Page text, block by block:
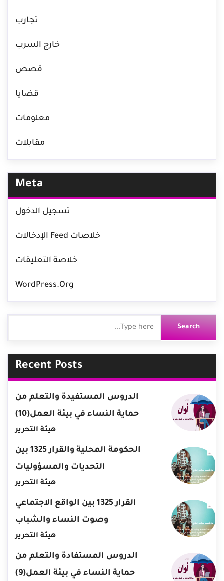
تجارب
خارج السرب
قصص
قضايا
معلومات
مقابلات
Meta
تسجيل الدخول
خلاصات Feed الإدخالات
خلاصة التعليقات
WordPress.org
Recent Posts
الدروس المستفيدة والتعلم من
حماية النساء في بيئة العمل(10)
هيئة التحرير
الحكومة المحلية والقرار 1325 بين
التحديات والمسؤوليات
هيئة التحرير
القرار 1325 بين الواقع الاجتماعي
وصوت النساء والشباب
هيئة التحرير
الدروس المستفادة والتعلم من
حماية النساء في بيئة العمل(9)